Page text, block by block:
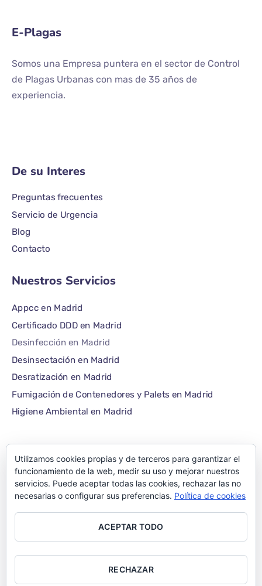
E-Plagas
Somos una Empresa puntera en el sector de Control
de Plagas Urbanas con mas de 35 años de
experiencia.
De su Interes
Preguntas frecuentes
Servicio de Urgencia
Blog
Contacto
Nuestros Servicios
Appcc en Madrid
Certificado DDD en Madrid
Desinfección en Madrid
Desinsectación en Madrid
Desratización en Madrid
Fumigación de Contenedores y Palets en Madrid
Higiene Ambiental en Madrid
©1986 – 2022 — E-plagas.com
Empresa de control de
plagas de Madrid –
Todos los derechos
reservados
Utilizamos cookies propias y de terceros para garantizar el
funcionamiento de la web, medir su uso y mejorar nuestros
servicios. Puede aceptar todas las cookies, rechazar las no
necesarias o configurar sus preferencias. Política de cookies
ACEPTAR TODO
RECHAZAR